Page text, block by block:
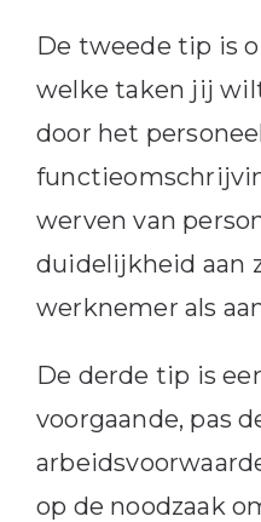
De tweede tip is
welke taken jij
door het
werven van
duidelijkheid aan
werknemer als
De derde tip is
voorgaande, pas
op de noodzaak